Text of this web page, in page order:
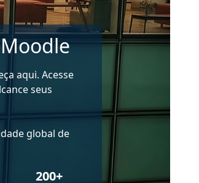
aqui. Acesse
seus
global de
200+